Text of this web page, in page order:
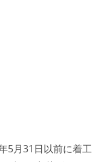
5月31日以前に着工